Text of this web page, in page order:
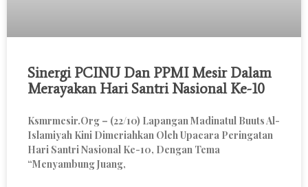
Sinergi PCINU Dan PPMI Mesir Dalam
Merayakan Hari Santri Nasional Ke-10
Ksmrmesir.org – (22/10) Lapangan Madinatul Buuts Al-
Islamiyah Kini Dimeriahkan Oleh Upacara Peringatan
Hari Santri Nasional Ke-10, Dengan Tema
“Menyambung Juang,